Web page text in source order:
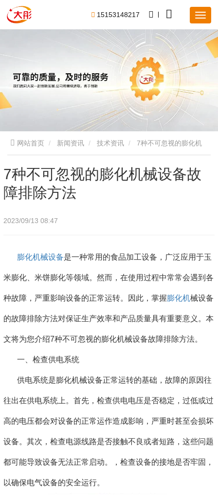
15153148217
网站首页 新闻资讯 技术资讯
械设备故障排除方法
7种不可忽视的膨化机械设备故
障排除方法
2023/09/13 08:47
膨化机械设备是一种常用的食品加工设备，广泛应用于玉
米膨化、米饼膨化等领域。然而，在使用过程中常常会遇到各
种故障，严重影响设备的正常运转。因此，掌握膨化机械设备
的故障排除方法对保证生产效率和产品质量具有重要意义。本
文将为您介绍7种不可忽视的膨化机械设备故障排除方法。
一、检查供电系统
供电系统是膨化机械设备正常运转的基础，故障的原因往
往出在供电系统上。首先，检查供电电压是否稳定，过低或过
高的电压都会对设备的正常运作造成影响，严重时甚至会损坏
设备。其次，检查电源线路是否接触不良或者短路，这些问题
都可能导致设备无法正常启动。，检查设备的接地是否牢固，
以确保电气设备的安全运行。